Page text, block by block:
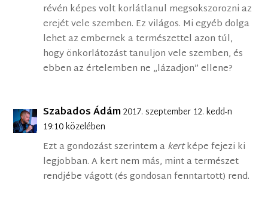
révén képes volt korlátlanul megsokszorozni az
erejét vele szemben. Ez világos. Mi egyéb dolga
lehet az embernek a természettel azon túl,
hogy önkorlátozást tanuljon vele szemben, és
ebben az értelemben ne „lázadjon” ellene?
Szabados Ádám2017. szeptember 12. kedd-n
19:10 közelében
Ezt a gondozást szerintem akertképe fejezi ki
legjobban. A kert nem más, mint a természet
rendjébe vágott (és gondosan fenntartott) rend.